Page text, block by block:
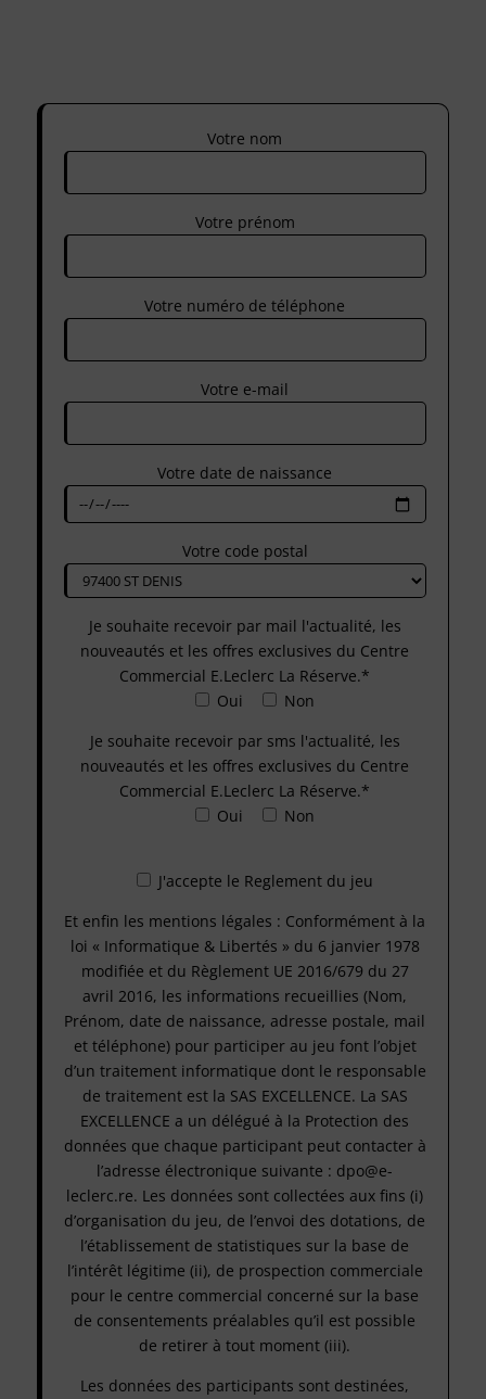
Votre nom
Votre prénom
Votre numéro de téléphone
Votre e-mail
Votre date de naissance
Votre code postal
Je souhaite recevoir par mail l'actualité, les
nouveautés et les offres exclusives du Centre
Commercial E.Leclerc La Réserve.*
Oui
Non
Je souhaite recevoir par sms l'actualité, les
nouveautés et les offres exclusives du Centre
Commercial E.Leclerc La Réserve.*
Oui
Non
J'accepte le Reglement du jeu
Et enfin les mentions légales : Conformément à la
loi « Informatique & Libertés » du 6 janvier 1978
modifiée et du Règlement UE 2016/679 du 27
avril 2016, les informations recueillies (Nom,
Prénom, date de naissance, adresse postale, mail
et téléphone) pour participer au jeu font l’objet
d’un traitement informatique dont le responsable
de traitement est la SAS EXCELLENCE. La SAS
EXCELLENCE a un délégué à la Protection des
données que chaque participant peut contacter à
l’adresse électronique suivante : dpo@e-
leclerc.re. Les données sont collectées aux fins (i)
d’organisation du jeu, de l’envoi des dotations, de
l’établissement de statistiques sur la base de
l’intérêt légitime (ii), de prospection commerciale
pour le centre commercial concerné sur la base
de consentements préalables qu’il est possible
de retirer à tout moment (iii).
Les données des participants sont destinées,